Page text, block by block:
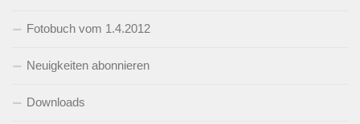
Fotobuch vom 1.4.2012
Neuigkeiten abonnieren
Downloads